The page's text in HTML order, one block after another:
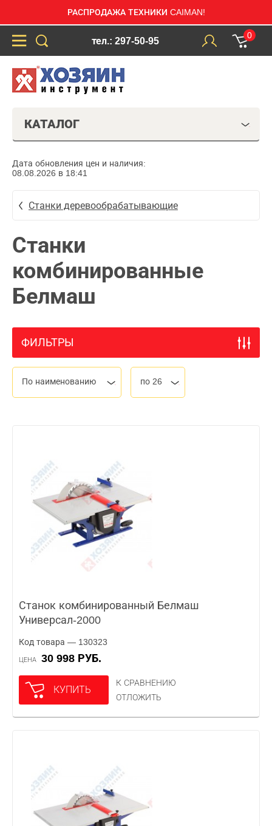
РАСПРОДАЖА ТЕХНИКИ CAIMAN!
тел.: 297-50-95
0
КАТАЛОГ
Дата обновления цен и наличия:
08.08.2026 в 18:41
Станки деревообрабатывающие
Станки
комбинированные
Белмаш
ФИЛЬТРЫ
По наименованию по 26
Станок комбинированный Белмаш
Универсал-2000
Код товара — 130323
ЦЕНА 30 998 РУБ.
КУПИТЬ
К СРАВНЕНИЮ
ОТЛОЖИТЬ